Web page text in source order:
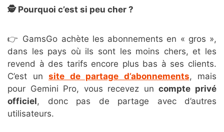
🕵️ Pourquoi c’est si peu cher ?
👉 GamsGo achète les abonnements en « gros »,
dans les pays où ils sont les moins chers, et les
revend à des tarifs encore plus bas à ses clients.
C’est un site de partage d’abonnements, mais
pour Gemini Pro, vous recevez uncompte privé
officiel, donc pas de partage avec d’autres
utilisateurs.